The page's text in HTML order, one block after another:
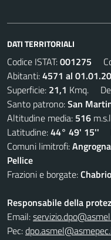
DATI TERRITORIALI
Codice ISTAT:001275
Abitanti:4571 al
Superficie: 21,1 Kmq.
Santo patrono:San
Altitudine media: 516
Latitudine:44° 49' 15''
Comuni limitrofi:
Pellice
Frazioni e borgate:
Responsabile della
Email:
Pec: